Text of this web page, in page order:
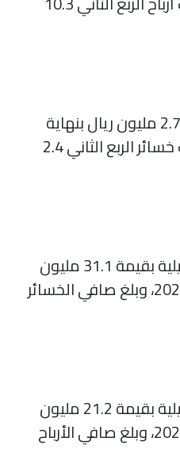
ارتفعت خسائر الشركة إلى 2.7 مليون ريال بنهاية
النصف الأول 2021، وبلغت خسائر الربع الثاني 2.4
حقق الصندوق أرباحا تشغيلية بقيمة 31.1 مليون
ريال بنهاية النصف الأول 2021، وبلغ صافي الخسائر
حقق الصندوق أرباحا تشغيلية بقيمة 21.2 مليون
ريال بنهاية النصف الأول 2021، وبلغ صافي الأرباح